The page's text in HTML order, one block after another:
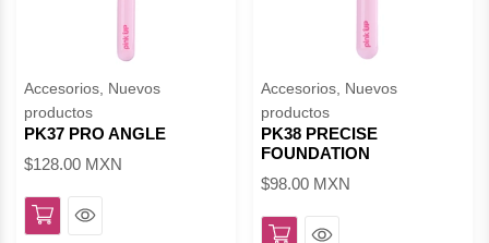
Accesorios, Nuevos
productos
PK37 PRO ANGLE
$128.00 MXN
Ver
Accesorios, Nuevos
productos
PK38 PRECISE
FOUNDATION
$98.00 MXN
Ver